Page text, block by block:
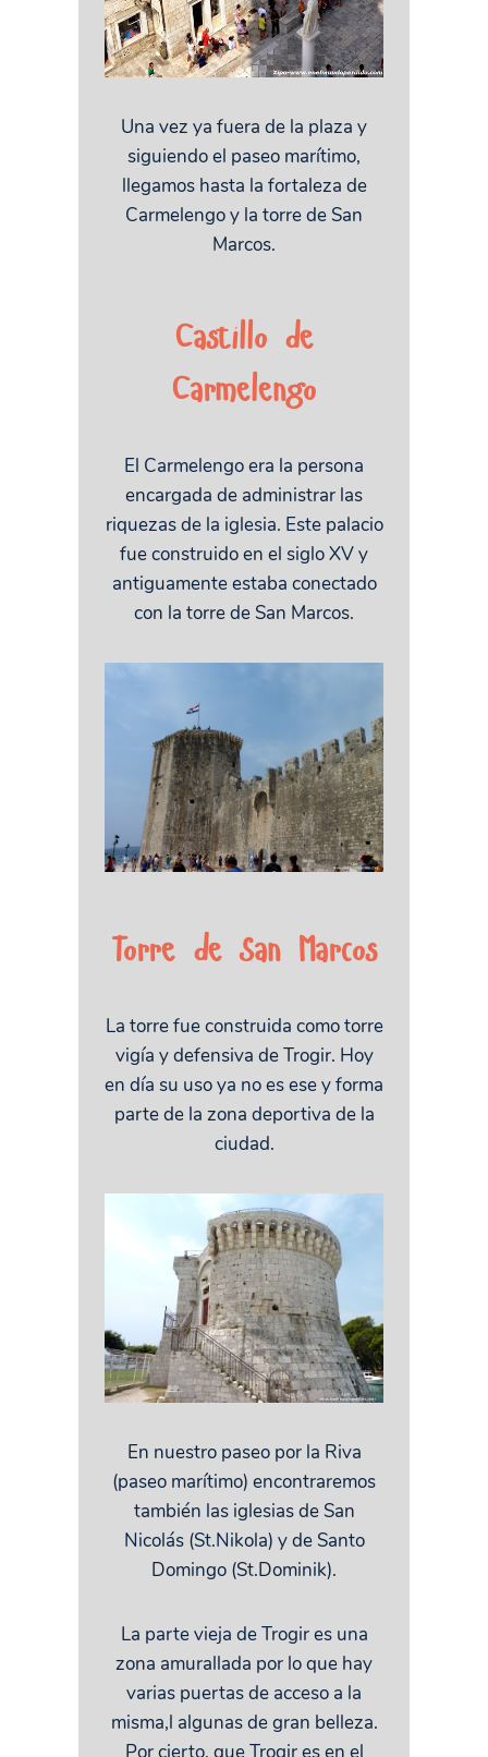
Una vez ya fuera de la plaza y
siguiendo el paseo marítimo,
llegamos hasta la fortaleza de
Carmelengo y la torre de San
Marcos.
Castillo de
Carmelengo
El Carmelengo era la persona
encargada de administrar las
riquezas de la iglesia. Este palacio
fue construido en el siglo XV y
antiguamente estaba conectado
con la torre de San Marcos.
Torre de San Marcos
La torre fue construida como torre
vigía y defensiva de Trogir. Hoy
en día su uso ya no es ese y forma
parte de la zona deportiva de la
ciudad.
En nuestro paseo por la Riva
(paseo marítimo) encontraremos
también las iglesias de San
Nicolás (St.Nikola) y de Santo
Domingo (St.Dominik).
La parte vieja de Trogir es una
zona amurallada por lo que hay
varias puertas de acceso a la
misma,l algunas de gran belleza.